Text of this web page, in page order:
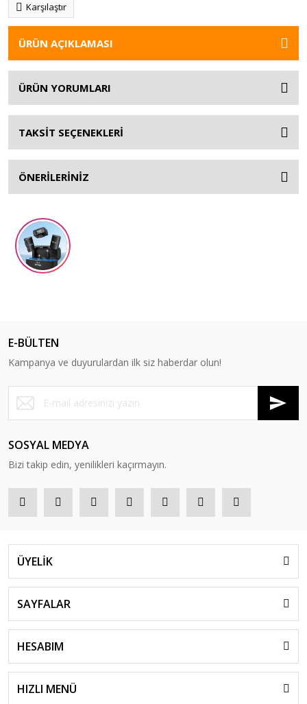
Karşılaştır
ÜRÜN AÇIKLAMASI
ÜRÜN YORUMLARI
TAKSİT SEÇENEKLERİ
ÖNERİLERİNİZ
E-BÜLTEN
Kampanya ve duyurulardan ilk siz haberdar olun!
SOSYAL MEDYA
Bizi takip edin, yenilikleri kaçırmayın.
ÜYELİK
SAYFALAR
HESABIM
HIZLI MENÜ